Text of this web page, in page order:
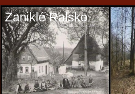
Zaniklé Ralsko